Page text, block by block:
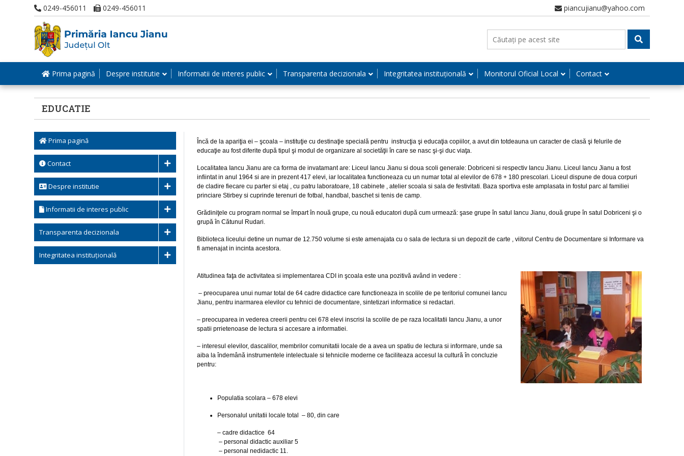
0249-456011 0249-456011 piancujianu@yahoo.com
Prima pagină Despre institutie Informatii de interes public Transparenta decizionala Integritatea instituțională Monitorul Oficial Local Contact
EDUCATIE
Prima pagină
Contact
Despre institutie
Informatii de interes public
Transparenta decizionala
Integritatea instituțională
Încă de la apariţia ei – şcoala – instituţie cu destinaţie specială pentru instrucţia şi educaţia copiilor, a avut din totdeauna un caracter de clasă şi felurile de
educaţie au fost diferite după tipul şi modul de organizare al societăţii în care se nasc şi-şi duc viaţa.
Localitatea Iancu Jianu are ca forma de invatamant are: Liceul Iancu Jianu si doua scoli generale: Dobriceni si respectiv Iancu Jianu. Liceul Iancu Jianu a fost
infiintat in anul 1964 si are in prezent 417 elevi, iar localitatea functioneaza cu un numar total al elevilor de 678 + 180 prescolari. Liceul dispune de doua corpuri
de cladire fiecare cu parter si etaj , cu patru laboratoare, 18 cabinete , atelier scoala si sala de festivitati. Baza sportiva este amplasata in fostul parc al familiei
princiare Stirbey si cuprinde terenuri de fotbal, handbal, baschet si tenis de camp.
Grădiniţele cu program normal se împart în nouă grupe, cu nouă educatori după cum urmează: şase grupe în satul Iancu Jianu, două grupe în satul Dobriceni şi o
grupă în Cătunul Rudari.
Biblioteca liceului detine un numar de 12.750 volume si este amenajata cu o sala de lectura si un depozit de carte , viitorul Centru de Documentare si Informare va
fi amenajat in incinta acestora.
Atitudinea faţa de activitatea si implementarea CDI in şcoala este una pozitivă având in vedere :
– preocuparea unui numar total de 64 cadre didactice care functioneaza in scolile de pe teritoriul comunei Iancu
Jianu, pentru inarmarea elevilor cu tehnici de documentare, sintetizari informatice si redactari.
– preocuparea in vederea creerii pentru cei 678 elevi inscrisi la scolile de pe raza localitatii Iancu Jianu, a unor
spatii prrietenoase de lectura si accesare a informatiei.
– interesul elevilor, dascalilor, membrilor comunitatii locale de a avea un spatiu de lectura si informare, unde sa
aiba la îndemână instrumentele intelectuale si tehnicile moderne ce faciliteaza accesul la cultură în concluzie
pentru:
Populatia scolara – 678 elevi
Personalul unitatii locale total – 80, din care
– cadre didactice 64
– personal didactic auxiliar 5
– personal nedidactic 11.